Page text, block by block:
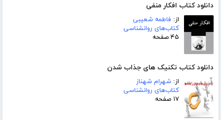
دانلود کتاب افکار منفی
از: فاطمه شعیبی
کتاب‌های روانشناسی
۴۵ صفحه
دانلود کتاب تکنیک های جذاب شدن
از: شهرام شهناز
کتاب‌های روانشناسی
۱۷ صفحه